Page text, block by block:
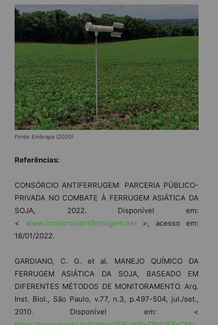
Fonte: Embrapa (2020)
Referências:
CONSÓRCIO ANTIFERRUGEM: PARCERIA PÚBLICO-
PRIVADA NO COMBATE À FERRUGEM ASIÁTICA DA
SOJA, 2022. Disponível em:
< www.consorcioantiferrugem.net>, acesso em:
18/01/2022.
GARDIANO, C. G. et al. MANEJO QUÍMICO DA
FERRUGEM ASIÁTICA DA SOJA, BASEADO EM
DIFERENTES MÉTODOS DE MONITORAMENTO. Arq.
Inst. Biol., São Paulo, v.77, n.3, p.497-504, jul./set.,
2010. Disponível em: <